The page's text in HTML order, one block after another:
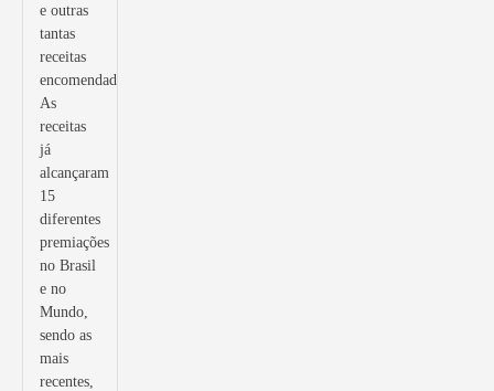
e outras
tantas
receitas
encomendadas.
As
receitas
já
alcançaram
15
diferentes
premiações
no Brasil
e no
Mundo,
sendo as
mais
recentes,